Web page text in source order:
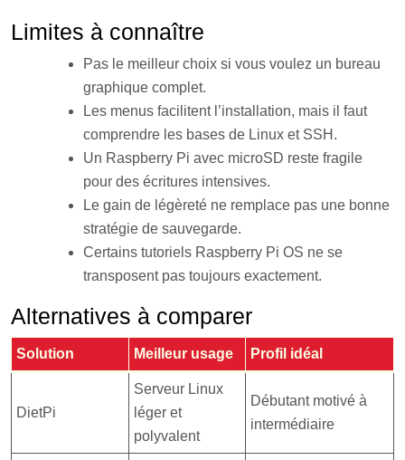
Limites à connaître
Pas le meilleur choix si vous voulez un bureau
graphique complet.
Les menus facilitent l’installation, mais il faut
comprendre les bases de Linux et SSH.
Un Raspberry Pi avec microSD reste fragile
pour des écritures intensives.
Le gain de légèreté ne remplace pas une bonne
stratégie de sauvegarde.
Certains tutoriels Raspberry Pi OS ne se
transposent pas toujours exactement.
Alternatives à comparer
Solution Meilleur usage Profil idéal
DietPi
Serveur Linux
léger et
polyvalent
Débutant motivé à
intermédiaire